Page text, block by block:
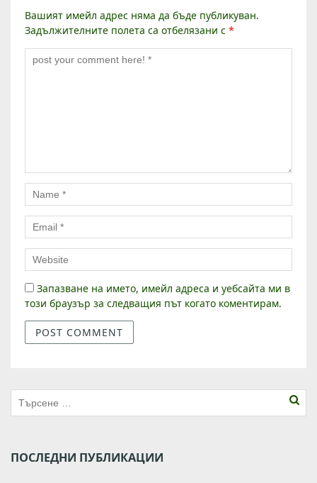
Вашият имейл адрес няма да бъде публикуван.
Задължителните полета са отбелязани с *
Запазване на името, имейл адреса и уебсайта ми в
този браузър за следващия път когато коментирам.
ПОСЛЕДНИ ПУБЛИКАЦИИ